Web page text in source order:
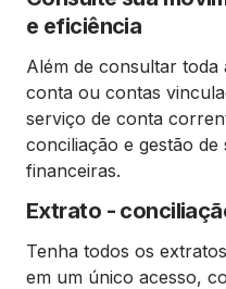
e eficiência
Além de consultar toda
conta ou contas
serviço de conta
conciliação e gestão de
financeiras.
Extrato -
Tenha todos os
em um único acesso,